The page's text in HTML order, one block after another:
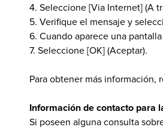
4. Seleccione [Via Internet] (A
5. Verifique el mensaje y
6. Cuando aparece una
7. Seleccione [OK] (Aceptar).
Para obtener más información,
Información de contacto para
Si poseen alguna consulta